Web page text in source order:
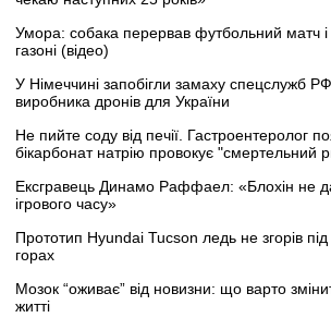
Умора: собака перервав футбольний матч і
газоні (відео)
У Німеччині запобігли замаху спецслужб
виробника дронів для України
Не пийте соду від печії. Гастроентеролог
бікарбонат натрію провокує "смертельний
Ексгравець Динамо Раффаел: «Блохін не
ігрового часу»
Прототип Hyundai Tucson ледь не згорів
горах
Мозок “оживає” від новизни: що варто
житті